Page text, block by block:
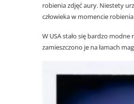
robienia zdjęć aury. Niestety
człowieka w momencie
W USA stało się bardzo
zamieszczono je na łamach